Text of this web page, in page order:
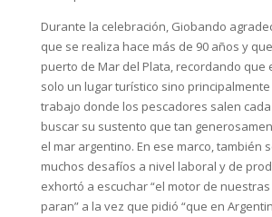
Durante la celebración, Giobando
que se realiza hace más de 90 años y
puerto de Mar del Plata, recordando que
solo un lugar turístico sino
trabajo donde los pescadores salen
buscar su sustento que tan
el mar argentino. En ese marco, también
muchos desafíos a nivel laboral y de
exhortó a escuchar “el motor de
paran” a la vez que pidió “que en